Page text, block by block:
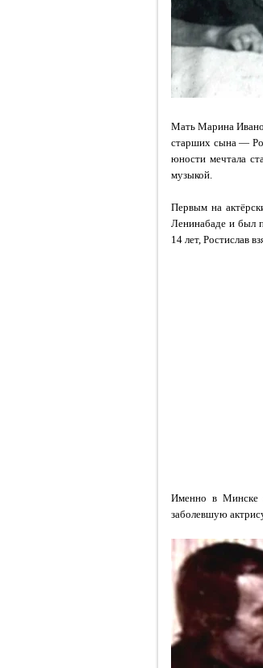
Мать Марина
старших сына —
юности мечтала
музыкой.
Первым на
Ленинабаде и был
14 лет, Ростислав
Именно в Минске
заболевшую